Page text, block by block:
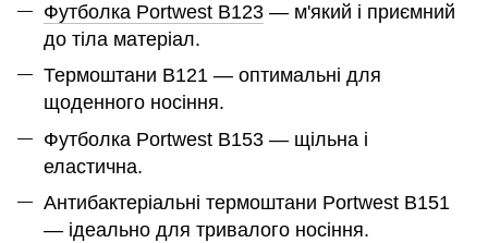
Футболка Portwest B123 — м'який і приємний
до тіла матеріал.
Термоштани B121 — оптимальні для
щоденного носіння.
Футболка Portwest B153 — щільна і
еластична.
Антибактеріальні термоштани Portwest B151
— ідеально для тривалого носіння.